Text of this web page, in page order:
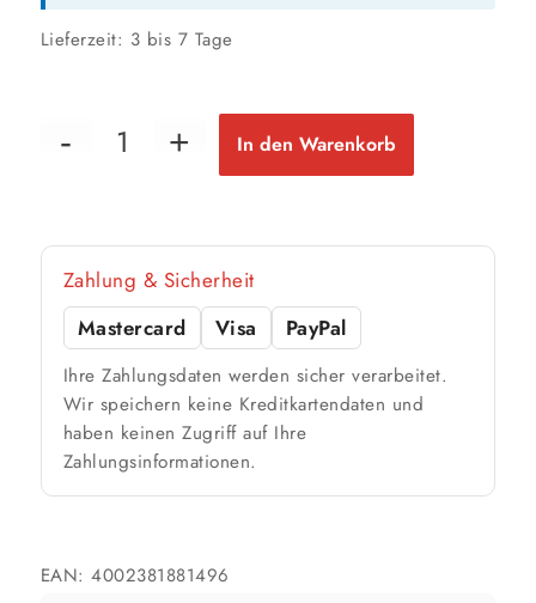
2 Anstriche
1 Anstrich
📏 Ihre Fläche
🎨 Jetziger Zustand
Farbig / dunkel
2 Anstriche empfohlen
Lieferzeit: 3 bis 7 Tage
In den Warenkorb
Zahlung & Sicherheit
Mastercard
Visa PayPal
Ihre Zahlungsdaten werden sicher verarbeitet.
Wir speichern keine Kreditkartendaten und
haben keinen Zugriff auf Ihre
Zahlungsinformationen.
EAN:4002381881496